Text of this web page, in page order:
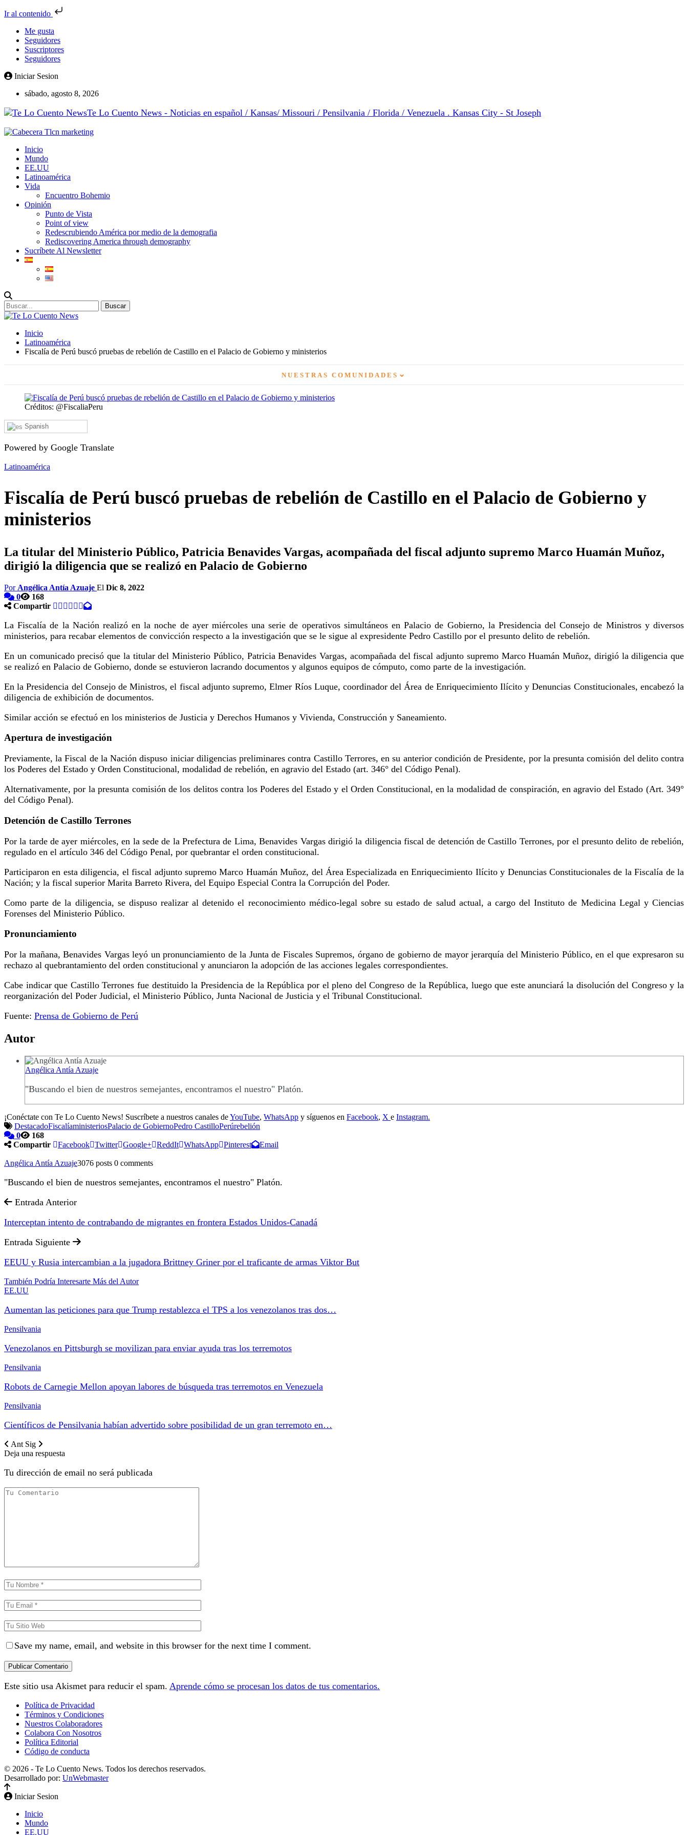
Ir al contenido
Me gusta
Seguidores
Suscriptores
Seguidores
Iniciar Sesion
sábado, agosto 8, 2026
Te Lo Cuento News - Noticias en español / Kansas/ Missouri / Pensilvania / Florida / Venezuela . Kansas City - St Joseph
Inicio
Mundo
EE.UU
Latinoamérica
Vida
Encuentro Bohemio
Opinión
Punto de Vista
Point of view
Redescrubiendo América por medio de la demografia
Rediscovering America through demography
Sucríbete Al Newsletter
Inicio
Latinoamérica
Fiscalía de Perú buscó pruebas de rebelión de Castillo en el Palacio de Gobierno y ministerios
NUESTRAS COMUNIDADES ⌄
Créditos: @FiscaliaPeru
Spanish
Powered by Google Translate
Latinoamérica
Fiscalía de Perú buscó pruebas de rebelión de Castillo en el Palacio de Gobierno y
ministerios
La titular del Ministerio Público, Patricia Benavides Vargas, acompañada del fiscal adjunto supremo Marco Huamán Muñoz,
dirigió la diligencia que se realizó en Palacio de Gobierno
Por Angélica Antía Azuaje El Dic 8, 2022
0
168
Compartir
La Fiscalía de la Nación realizó en la noche de ayer miércoles una serie de operativos simultáneos en Palacio de Gobierno, la Presidencia del Consejo de Ministros y diversos
ministerios, para recabar elementos de convicción respecto a la investigación que se le sigue al expresidente Pedro Castillo por el presunto delito de rebelión.
En un comunicado precisó que la titular del Ministerio Público, Patricia Benavides Vargas, acompañada del fiscal adjunto supremo Marco Huamán Muñoz, dirigió la diligencia que
se realizó en Palacio de Gobierno, donde se estuvieron lacrando documentos y algunos equipos de cómputo, como parte de la investigación.
En la Presidencia del Consejo de Ministros, el fiscal adjunto supremo, Elmer Ríos Luque, coordinador del Área de Enriquecimiento Ilícito y Denuncias Constitucionales, encabezó la
diligencia de exhibición de documentos.
Similar acción se efectuó en los ministerios de Justicia y Derechos Humanos y Vivienda, Construcción y Saneamiento.
Apertura de investigación
Previamente, la Fiscal de la Nación dispuso iniciar diligencias preliminares contra Castillo Terrores, en su anterior condición de Presidente, por la presunta comisión del delito contra
los Poderes del Estado y Orden Constitucional, modalidad de rebelión, en agravio del Estado (art. 346° del Código Penal).
Alternativamente, por la presunta comisión de los delitos contra los Poderes del Estado y el Orden Constitucional, en la modalidad de conspiración, en agravio del Estado (Art. 349°
del Código Penal).
Detención de Castillo Terrones
Por la tarde de ayer miércoles, en la sede de la Prefectura de Lima, Benavides Vargas dirigió la diligencia fiscal de detención de Castillo Terrones, por el presunto delito de rebelión,
regulado en el artículo 346 del Código Penal, por quebrantar el orden constitucional.
Participaron en esta diligencia, el fiscal adjunto supremo Marco Huamán Muñoz, del Área Especializada en Enriquecimiento Ilícito y Denuncias Constitucionales de la Fiscalía de la
Nación; y la fiscal superior Marita Barreto Rivera, del Equipo Especial Contra la Corrupción del Poder.
Como parte de la diligencia, se dispuso realizar al detenido el reconocimiento médico-legal sobre su estado de salud actual, a cargo del Instituto de Medicina Legal y Ciencias
Forenses del Ministerio Público.
Pronunciamiento
Por la mañana, Benavides Vargas leyó un pronunciamiento de la Junta de Fiscales Supremos, órgano de gobierno de mayor jerarquía del Ministerio Público, en el que expresaron su
rechazo al quebrantamiento del orden constitucional y anunciaron la adopción de las acciones legales correspondientes.
Cabe indicar que Castillo Terrones fue destituido la Presidencia de la República por el pleno del Congreso de la República, luego que este anunciará la disolución del Congreso y la
reorganización del Poder Judicial, el Ministerio Público, Junta Nacional de Justicia y el Tribunal Constitucional.
Fuente: Prensa de Gobierno de Perú
Autor
Angélica Antía Azuaje
"Buscando el bien de nuestros semejantes, encontramos el nuestro" Platón.
¡Conéctate con Te Lo Cuento News! Suscríbete a nuestros canales deYouTube, WhatsApp y síguenos en Facebook, X e Instagram.
DestacadoFiscalíaministeriosPalacio de GobiernoPedro CastilloPerúrebelión
0
168
Compartir
Facebook Twitter Google+ ReddIt WhatsApp Pinterest Email
Angélica Antía Azuaje3076 posts 0 comments
"Buscando el bien de nuestros semejantes, encontramos el nuestro" Platón.
Entrada Anterior
Interceptan intento de contrabando de migrantes en frontera Estados Unidos-Canadá
Entrada Siguiente
EEUU y Rusia intercambian a la jugadora Brittney Griner por el traficante de armas Viktor But
También Podría Interesarte Más del Autor
EE.UU
Aumentan las peticiones para que Trump restablezca el TPS a los venezolanos tras dos…
Pensilvania
Venezolanos en Pittsburgh se movilizan para enviar ayuda tras los terremotos
Pensilvania
Robots de Carnegie Mellon apoyan labores de búsqueda tras terremotos en Venezuela
Pensilvania
Científicos de Pensilvania habían advertido sobre posibilidad de un gran terremoto en…
Ant Sig
Deja una respuesta
Tu dirección de email no será publicada
Save my name, email, and website in this browser for the next time I comment.
Este sitio usa Akismet para reducir el spam. Aprende cómo se procesan los datos de tus comentarios.
Política de Privacidad
Términos y Condiciones
Nuestros Colaboradores
Colabora Con Nosotros
Política Editorial
Código de conducta
© 2026 - Te Lo Cuento News. Todos los derechos reservados.
Desarrollado por: UnWebmaster
Iniciar Sesion
Inicio
Mundo
EE.UU